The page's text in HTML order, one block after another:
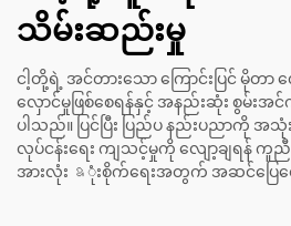
သိမ်းဆည်းမှု
ငါ့တို့ရဲ့ အင်တားသော ကြောင်းပြင် မိုတာ လှ
လှောင်မှုဖြစ်စေရန်နှင့် အနည်းဆုံး စွမ်းအ
ပါသည်။ ပြင်ပြီး ပြည်ပ နည်းပညာကို အသုံး
လုပ်ငန်းရေး ကျသင့်မှုကို လျော့ချရန် ကူ
အားလုံး ឧုံးစိုက်ရေးအတွက် အဆင်ပြေစ